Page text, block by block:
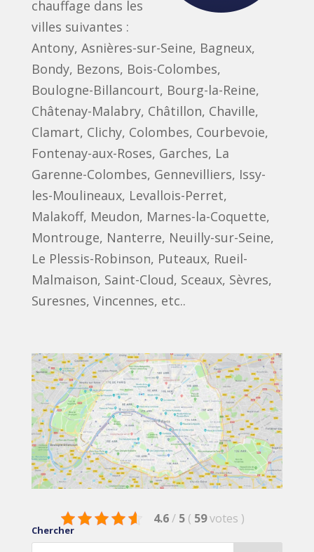
chauffage dans les
villes suivantes :
Antony, Asnières-sur-Seine, Bagneux,
Bondy, Bezons, Bois-Colombes,
Boulogne-Billancourt, Bourg-la-Reine,
Châtenay-Malabry, Châtillon, Chaville,
Clamart, Clichy, Colombes, Courbevoie,
Fontenay-aux-Roses, Garches, La
Garenne-Colombes, Gennevilliers, Issy-
les-Moulineaux, Levallois-Perret,
Malakoff, Meudon, Marnes-la-Coquette,
Montrouge, Nanterre, Neuilly-sur-Seine,
Le Plessis-Robinson, Puteaux, Rueil-
Malmaison, Saint-Cloud, Sceaux, Sèvres,
Suresnes, Vincennes, etc..
4.6/ 5 ( 59votes )
Chercher